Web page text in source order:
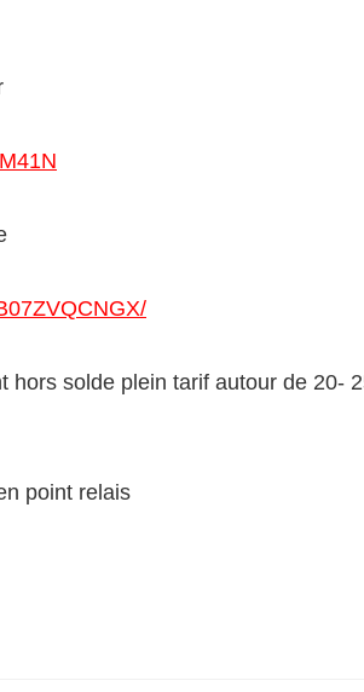
hors solde plein tarif autour de 20-
point relais